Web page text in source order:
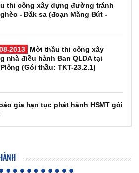
thi công xây dựng đường tránh
- Đăk sa (đoạn Măng Bút -
2013
Mời thầu thi công xây
nhà điều hành Ban QLDA tại
(Gói thầu: TKT-23.2.1)
gia hạn tục phát hành HSMT gói